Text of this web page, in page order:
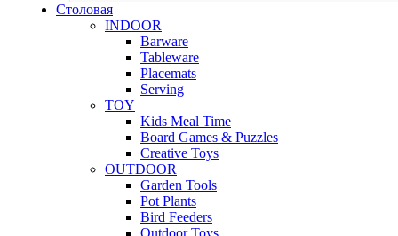
Столовая
INDOOR
Barware
Tableware
Placemats
Serving
TOY
Kids Meal Time
Board Games & Puzzles
Creative Toys
OUTDOOR
Garden Tools
Pot Plants
Bird Feeders
Outdoor Toys